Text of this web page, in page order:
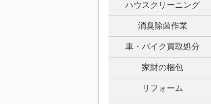
ハウスクリーニング
消臭除菌作業
車・バイク買取処分
家財の梱包
リフォーム